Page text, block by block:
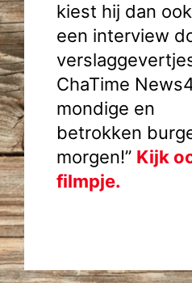
kiest hij dan
een interview
ChaTime
mondige en
betrokken
morgen!” Kijk
filmpje.